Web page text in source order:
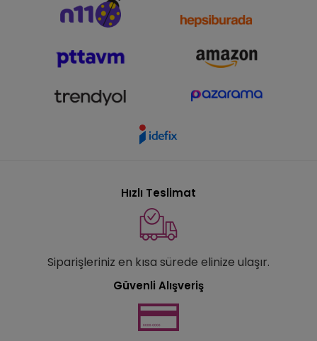
Hızlı Teslimat
Siparişleriniz en kısa sürede elinize ulaşır.
Güvenli Alışveriş